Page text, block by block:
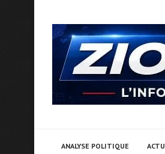
ANALYSE POLITIQUE